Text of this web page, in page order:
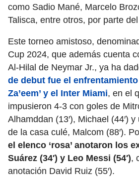
como Sadio Mané, Marcelo
Talisca, entre otros, por parte
Este torneo amistoso,
Cup 2024, que además cuenta
Al-Hilal de Neymar Jr., ya ha
de debut fue el enfrentamiento
Za’eem’ y el Inter Miami, en el
impusieron 4-3 con goles de
Alhamddan (13′), Michael (44′)
de la casa culé, Malcom (88′).
el elenco ‘rosa’ anotaron los
Suárez (34′) y Leo Messi (54′),
anotación David Ruiz (55′).